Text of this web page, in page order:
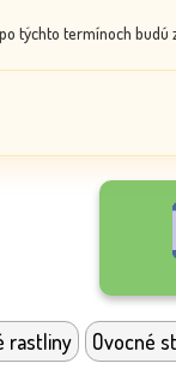
týchto termínoch budú
rastliny Ovocné